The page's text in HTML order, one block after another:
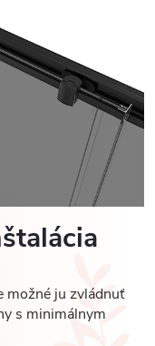
možné ju zvládnuť
s minimálnym